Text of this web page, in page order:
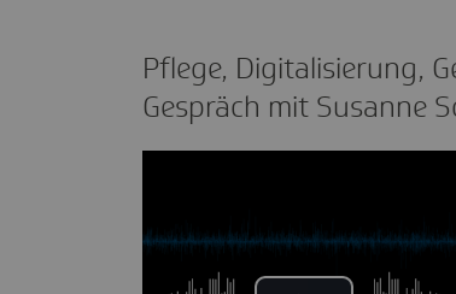
Pflege, Digi­ta­li­sie­rung,
Gespräch mit Susanne